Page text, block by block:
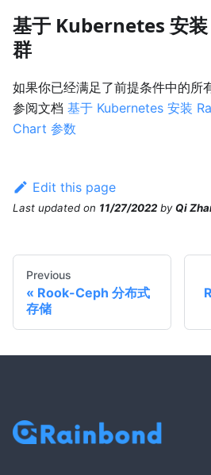
基于 Kubernetes 安
群
如果你已经满足了前提条件中的所
参阅文档 基于 Kubernetes 安装
Chart 参数
Edit this page
Last updated on 11/27/2022 byQi
Previous
Rook-Ceph 分布式
存储